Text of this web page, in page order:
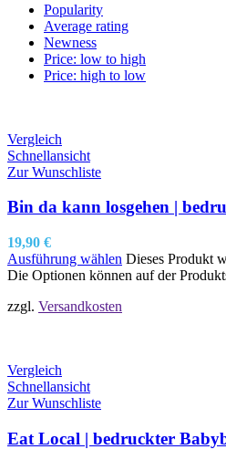
Popularity
Average rating
Newness
Price: low to high
Price: high to low
Vergleich
Schnellansicht
Zur Wunschliste
Bin da kann losgehen |
19,90 €
Ausführung wählen Dieses Produkt
Die Optionen können auf der
zzgl. Versandkosten
Vergleich
Schnellansicht
Zur Wunschliste
Eat Local | bedruckter